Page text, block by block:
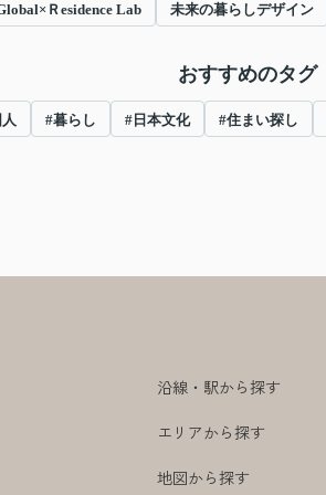
Ｒesidence Lab 未来の暮らしデザイン
おすすめのタグ
#暮らし #日本文化 #住まい探し
沿線・駅から探す
エリアから探す
地図から探す